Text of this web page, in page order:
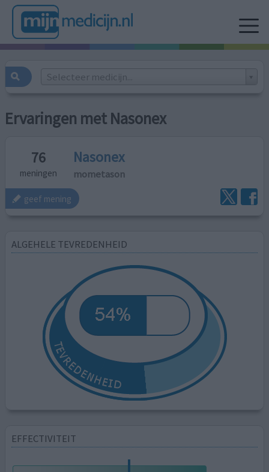
Selecteer medicijn...
Ervaringen met Nasonex
76
meningen
Nasonex
mometason
geef mening
ALGEHELE TEVREDENHEID
EFFECTIVITEIT